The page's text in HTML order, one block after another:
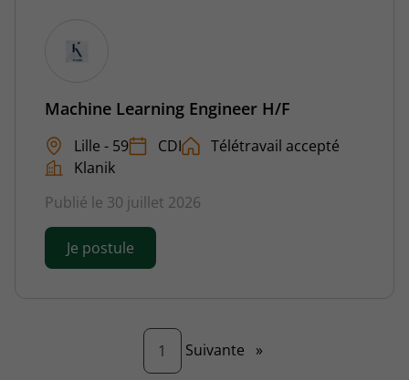
Machine Learning Engineer H/F
Lille - 59 CDI
Télétravail accepté
Klanik
Publié le 30 juillet 2026
Je postule
1 Page
Suivante »